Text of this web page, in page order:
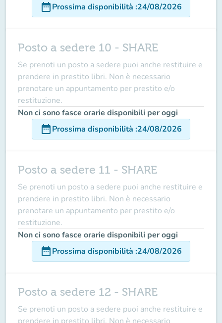
date_rangeProssima disponibilità :24/08/2026
Posto a sedere 10 - SHARE
Se prenoti un posto a sedere puoi anche restituire e
prendere in prestito libri. Non è necessario
prenotare un appuntamento per prestito e/o
restituzione.
Non ci sono fasce orarie disponibili per oggi
date_rangeProssima disponibilità :24/08/2026
Posto a sedere 11 - SHARE
Se prenoti un posto a sedere puoi anche restituire e
prendere in prestito libri. Non è necessario
prenotare un appuntamento per prestito e/o
restituzione.
Non ci sono fasce orarie disponibili per oggi
date_rangeProssima disponibilità :24/08/2026
Posto a sedere 12 - SHARE
Se prenoti un posto a sedere puoi anche restituire e